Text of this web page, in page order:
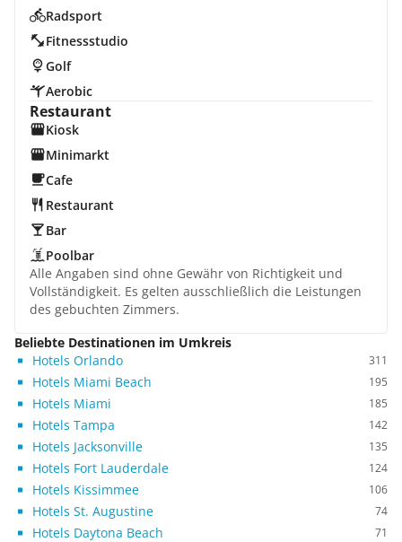
Radsport
Fitnessstudio
Golf
Aerobic
Restaurant
Kiosk
Minimarkt
Cafe
Restaurant
Bar
Poolbar
Alle Angaben sind ohne Gewähr von Richtigkeit und
Vollständigkeit. Es gelten ausschließlich die Leistungen
des gebuchten Zimmers.
Beliebte Destinationen im Umkreis
Hotels Orlando
311
Hotels Miami Beach 195
Hotels Miami 185
Hotels Tampa 142
Hotels Jacksonville 135
Hotels Fort Lauderdale 124
Hotels Kissimmee 106
Hotels St. Augustine 74
Hotels Daytona Beach 71